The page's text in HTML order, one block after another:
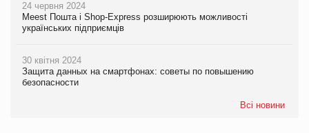
24 червня 2024
Meest Пошта і Shop-Express розширюють можливості
українських підприємців
30 квітня 2024
Защита данных на смартфонах: советы по повышению
безопасности
Всі новини